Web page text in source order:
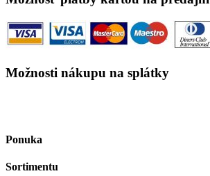
Možnosti nákupu na splátky
Ponuka
Sortimentu